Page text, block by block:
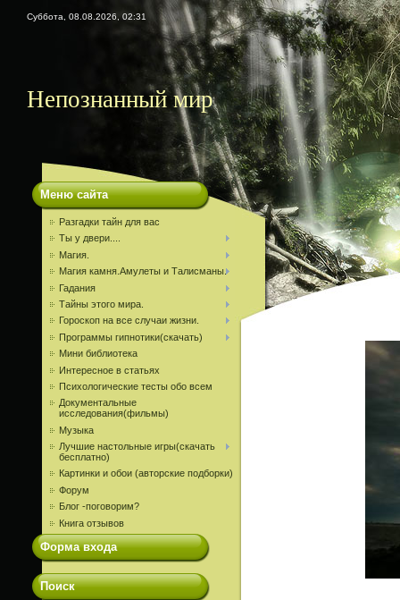
Суббота, 08.08.2026, 02:31
Непознанный мир
Меню сайта
Разгадки тайн для вас
Ты у двери....
Магия.
Магия камня.Амулеты и Талисманы.
Гадания
Тайны этого мира.
Гороскоп на все случаи жизни.
Программы гипнотики(скачать)
Мини библиотека
Интересное в статьях
Психологические тесты обо всем
Документальные
исследования(фильмы)
Музыка
Лучшие настольные игры(скачать
бесплатно)
Картинки и обои (авторские подборки)
Форум
Блог -поговорим?
Книга отзывов
Форма входа
Поиск